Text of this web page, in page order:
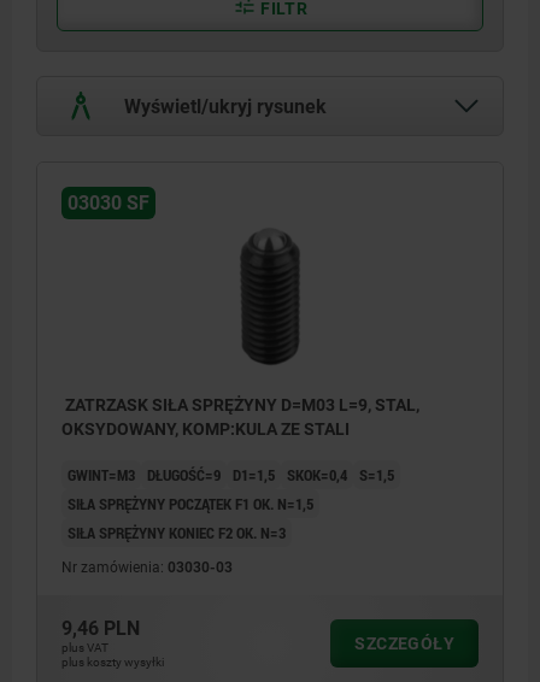
FILTR
Wyświetl/ukryj rysunek
03030 SF
ZATRZASK SIŁA SPRĘŻYNY D=M03 L=9, STAL,
OKSYDOWANY, KOMP:KULA ZE STALI
GWINT=M3 DŁUGOŚĆ=9 D1=1,5 SKOK=0,4
S=1,5
SIŁA SPRĘŻYNY POCZĄTEK F1 OK. N=1,5
SIŁA SPRĘŻYNY KONIEC F2 OK. N=3
Nr zamówienia: 03030-03
9,46 PLN
plus VAT
plus koszty wysyłki
SZCZEGÓŁY